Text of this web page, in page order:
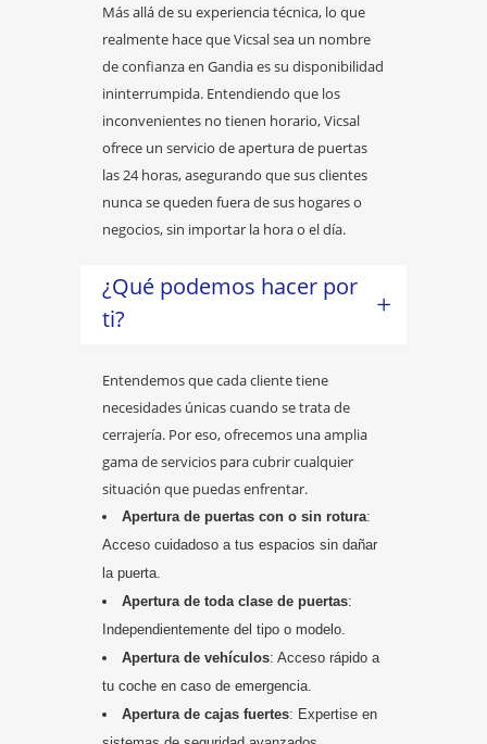
Más allá de su experiencia técnica, lo que
realmente hace que Vicsal sea un nombre
de confianza en Gandia es su disponibilidad
ininterrumpida. Entendiendo que los
inconvenientes no tienen horario, Vicsal
ofrece un servicio de apertura de puertas
las 24 horas, asegurando que sus clientes
nunca se queden fuera de sus hogares o
negocios, sin importar la hora o el día.
¿Qué podemos hacer por
ti?
Entendemos que cada cliente tiene
necesidades únicas cuando se trata de
cerrajería. Por eso, ofrecemos una amplia
gama de servicios para cubrir cualquier
situación que puedas enfrentar.
Apertura de puertas con o sin rotura:
Acceso cuidadoso a tus espacios sin dañar
la puerta.
Apertura de toda clase de puertas:
Independientemente del tipo o modelo.
Apertura de vehículos: Acceso rápido a
tu coche en caso de emergencia.
Apertura de cajas fuertes: Expertise en